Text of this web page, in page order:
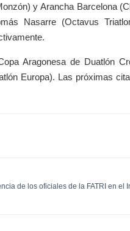
y Arancha Barcelona
Nasarre (Octavus
Aragonesa de Duatlón
Europa). Las próximas
de los oficiales de la FATRI en el